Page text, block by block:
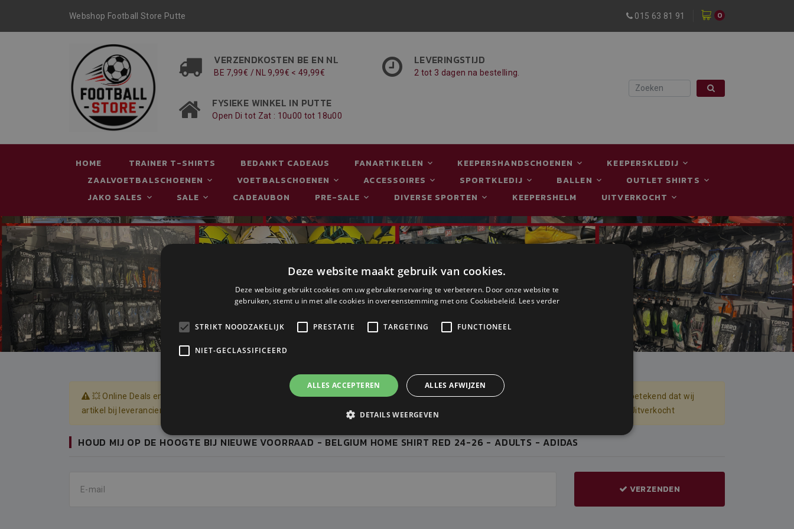
Webshop Football Store Putte 015 63 81 91 0
VERZENDKOSTEN BE EN NL
BE 7,99€ / NL 9,99€ < 49,99€
LEVERINGSTIJD
2 tot 3 dagen na bestelling.
FYSIEKE WINKEL IN PUTTE
Open Di tot Zat : 10u00 tot 18u00
HOME TRAINER T-SHIRTS BEDANKT CADEAUS FANARTIKELEN KEEPERSHANDSCHOENEN
KEEPERSKLEDIJ
ZAALVOETBALSCHOENEN
VOETBALSCHOENEN ACCESSOIRES SPORTKLEDIJ BALLEN
OUTLET SHIRTS
JAKO SALES
SALE CADEAUBON PRE-SALE DIVERSE SPORTEN KEEPERSHELM UITVERKOCHT
💥 Online Deals enkel geldig op onze webshop 💥 Shop nu met extra korting, bestellen via webshop en afhaling winkel mogelijk. Pre-Order betekend dat wij
artikel bij leverancier door bestellen --> Leveringstijd 5 tot 7 dagen / Groene Kleur = Op Voorraad - Oranje Kleur = Op Bestelling - Rode Kleur = Uitverkocht
HOUD MIJ OP DE HOOGTE BIJ NIEUWE VOORRAAD - BELGIUM HOME SHIRT RED 24-26 - ADULTS - ADIDAS
E-mail VERZENDEN
Deze website maakt gebruik van cookies.
Deze website gebruikt cookies om uw gebruikerservaring te verbeteren. Door onze website te
gebruiken, stemt u in met alle cookies in overeenstemming met ons Cookiebeleid. Lees verder
STRIKT NOODZAKELIJK PRESTATIE TARGETING FUNCTIONEEL
NIET-GECLASSIFICEERD
ALLES ACCEPTEREN ALLES AFWIJZEN
DETAILS WEERGEVEN